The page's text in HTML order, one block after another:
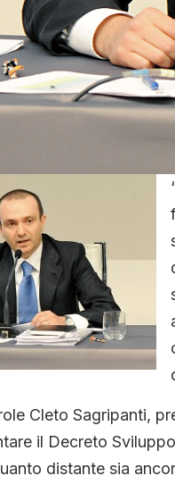
Cleto Sagripanti,
il Decreto
distante sia